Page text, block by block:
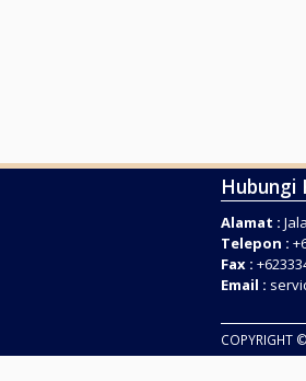
Hubungi
Alamat :
Telepon :
Fax :
Email :
COPYRIGHT